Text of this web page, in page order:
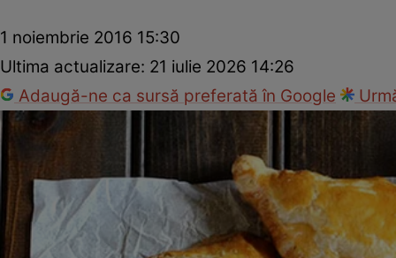
1 noiembrie 2016 15:30
Ultima actualizare: 21 iulie 2026 14:26
Adaugă-ne ca sursă preferată în Google